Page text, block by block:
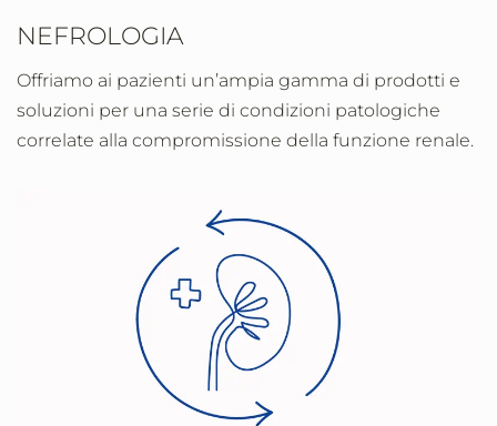
NEFROLOGIA
Offriamo ai pazienti un’ampia gamma di prodotti e
soluzioni per una serie di condizioni patologiche
correlate alla compromissione della funzione renale.